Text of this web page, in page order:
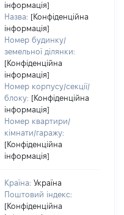
інформація]
Назва: [Конфіденційна
інформація]
Номер будинку/
земельної ділянки:
[Конфіденційна
інформація]
Номер корпусу/секції/
блоку: [Конфіденційна
інформація]
Номер квартири/
кімнати/гаражу:
[Конфіденційна
інформація]
Країна: Україна
Поштовий індекс:
[Конфіденційна